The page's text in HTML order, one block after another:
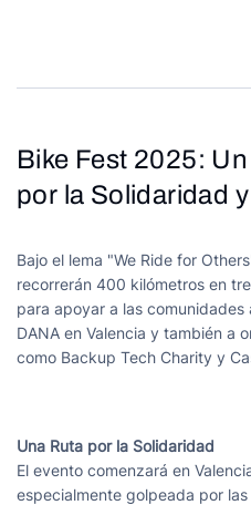
Bike Fest
Bike Fest 2025:
por la Solidaridad
Bajo el lema "We Ride for
recorrerán 400 kilómetros en
para apoyar a las
DANA en Valencia y también a
como Backup Tech Charity y
Una Ruta por la Solidaridad
El evento comenzará en
especialmente golpeada por